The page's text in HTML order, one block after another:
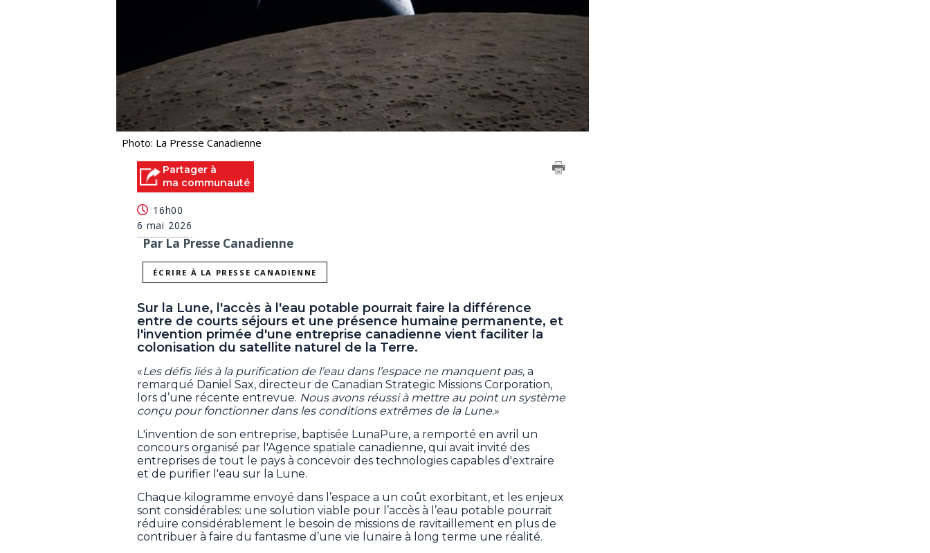
Photo: La Presse Canadienne
Partager à
ma communauté
16h00
6 mai 2026
Par La Presse Canadienne
ÉCRIRE À LA PRESSE CANADIENNE
Sur la Lune, l'accès à l'eau potable pourrait faire la différence
entre de courts séjours et une présence humaine permanente, et
l'invention primée d'une entreprise canadienne vient faciliter la
colonisation du satellite naturel de la Terre.
«Les défis liés à la purification de l’eau dans l’espace ne manquent pas, a
remarqué Daniel Sax, directeur de Canadian Strategic Missions Corporation,
lors d’une récente entrevue. Nous avons réussi à mettre au point un système
conçu pour fonctionner dans les conditions extrêmes de la Lune.»
L'invention de son entreprise, baptisée LunaPure, a remporté en avril un
concours organisé par l'Agence spatiale canadienne, qui avait invité des
entreprises de tout le pays à concevoir des technologies capables d'extraire
et de purifier l'eau sur la Lune.
Chaque kilogramme envoyé dans l’espace a un coût exorbitant, et les enjeux
sont considérables: une solution viable pour l’accès à l’eau potable pourrait
réduire considérablement le besoin de missions de ravitaillement en plus de
contribuer à faire du fantasme d’une vie lunaire à long terme une réalité.